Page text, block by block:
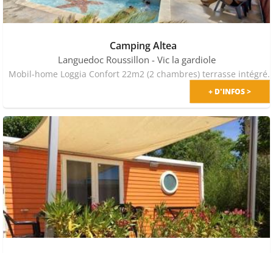
Camping Altea
Languedoc Roussillon - Vic la gardiole
Mobil-home Loggia Confort 22m2 (2 chambres)
+ D'INFOS >